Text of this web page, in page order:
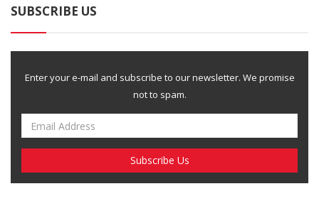
SUBSCRIBE US
Enter your e-mail and subscribe to our newsletter. We promise
not to spam.